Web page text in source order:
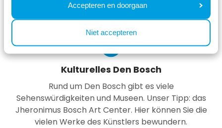
Accepteren en doorgaan
Niet accepteren
Bäckerei an (Tipp: Jan de Groot) oder bestellen Sie
einen zum Kaffee auf der Terrasse. Schlemmen Sie
ihn!
Kulturelles Den Bosch
Rund um Den Bosch gibt es viele
Sehenswürdigkeiten und Museen. Unser Tipp: das
Jheronimus Bosch Art Center. Hier können Sie die
vielen Werke des Künstlers bewundern.